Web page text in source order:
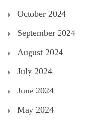
October 2024
September 2024
August 2024
July 2024
June 2024
May 2024